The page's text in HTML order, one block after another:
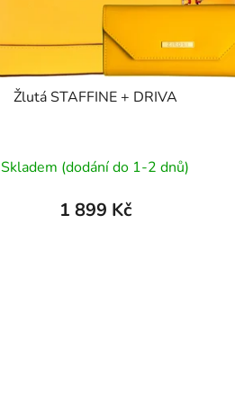
Žlutá STAFFINE + DRIVA
hodnocení
produktu
Skladem (dodání do 1-2 dnů)
1 899 Kč